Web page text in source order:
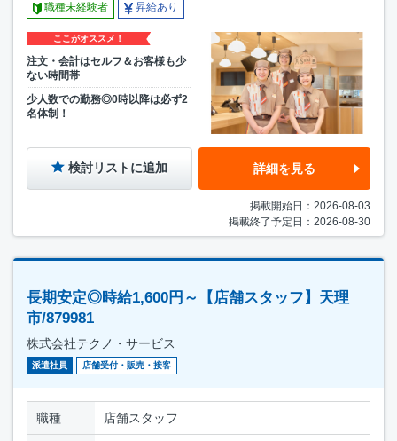
職種未経験者 昇給あり
ここがオススメ！
注文・会計はセルフ＆お客様も少
ない時間帯
少人数での勤務◎0時以降は必ず2
名体制！
検討リストに追加 詳細を見る
掲載開始日：2026-08-03
掲載終了予定日：2026-08-30
長期安定◎時給1,600円～【店舗スタッフ】天理
市/879981
株式会社テクノ・サービス
派遣社員 店舗受付・販売・接客
職種 店舗スタッフ